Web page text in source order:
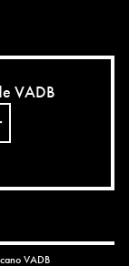
VADB
VADB